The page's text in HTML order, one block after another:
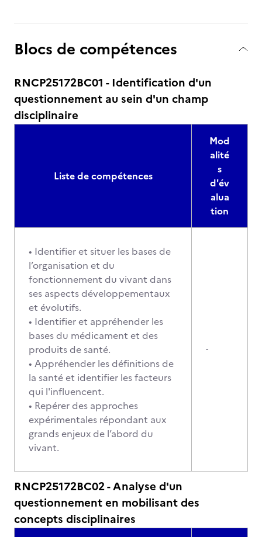
Blocs de compétences
RNCP25172BC01 - Identification d'un
questionnement au sein d'un champ
disciplinaire
Liste de compétences
Mod
alité
s
d'év
alua
tion
• Identifier et situer les bases de
l’organisation et du
fonctionnement du vivant dans
ses aspects développementaux
et évolutifs.
• Identifier et appréhender les
bases du médicament et des
produits de santé.
• Appréhender les définitions de
la santé et identifier les facteurs
qui l'influencent.
• Repérer des approches
expérimentales répondant aux
grands enjeux de l’abord du
vivant.
-
RNCP25172BC02 - Analyse d'un
questionnement en mobilisant des
concepts disciplinaires